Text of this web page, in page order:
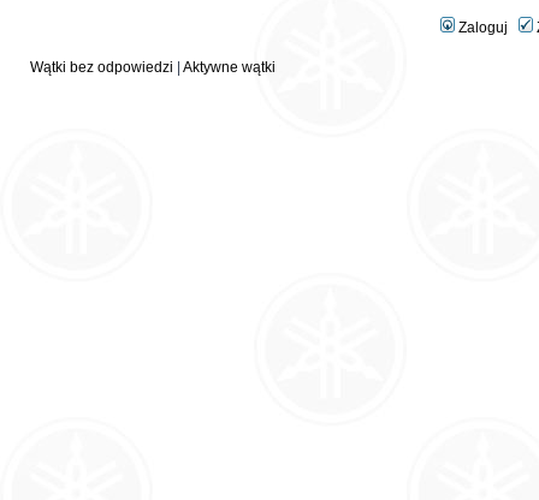
Zaloguj
Wątki bez odpowiedzi Aktywne wątki